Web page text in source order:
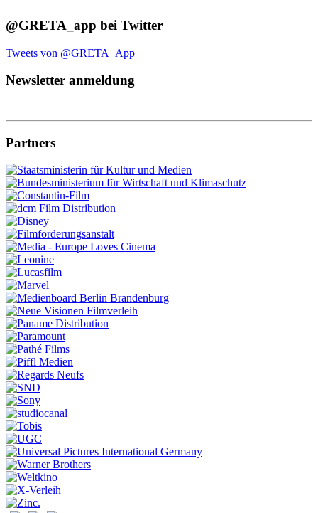
@GRETA_app bei Twitter
Tweets von @GRETA_App
Newsletter anmeldung
Partners